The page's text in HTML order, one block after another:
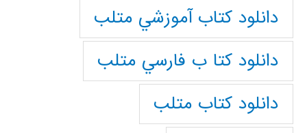
دانلود كتاب آموزشي متلب
دانلود كتا ب فارسي متلب
دانلود كتاب متلب